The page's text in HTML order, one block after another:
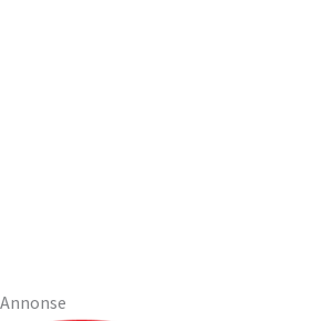
Annonse